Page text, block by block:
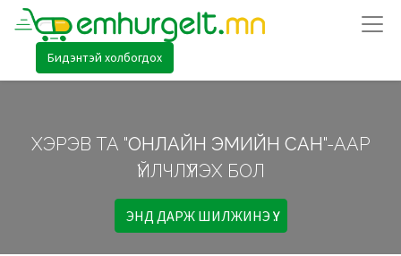
Бидэнтэй холбогдох
ХЭРЭВ ТА "ОНЛАЙН ЭМИЙН САН"-ААР
ҮЙЛЧЛҮҮЛЭХ БОЛ
ЭНД ДАРЖ ШИЛЖИНЭ ҮҮ.